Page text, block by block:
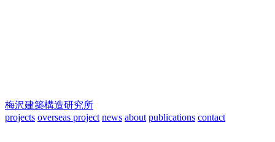
梅沢建築構造研究所
projects overseas project news about publications contact